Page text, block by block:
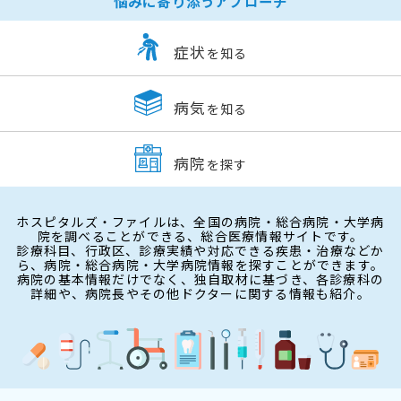
症状 を知る
病気 を知る
病院 を探す
ホスピタルズ・ファイルは、全国の病院・総合病院・大学病
院を調べることができる、総合医療情報サイトです。
診療科目、行政区、診療実績や対応できる疾患・治療などか
ら、病院・総合病院・大学病院情報を探すことができます。
病院の基本情報だけでなく、独自取材に基づき、各診療科の
詳細や、病院長やその他ドクターに関する情報も紹介。